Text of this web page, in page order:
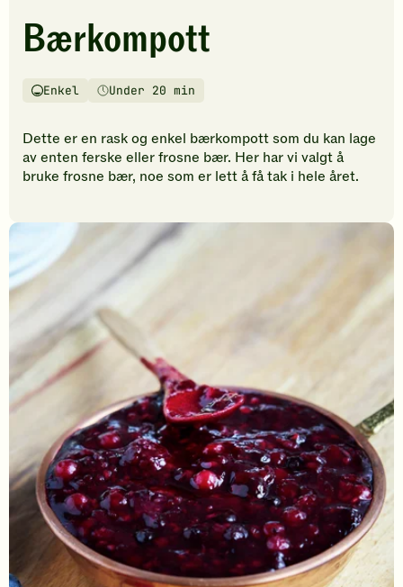
har
foreløpig
vurderinger.
den
første
til
oppskriften.
Bærkompott
Vanskelighetsgrad
Enkel
TilberedningstidUnder 20 min
Dette er en rask og enkel bærkompott som du kan lage
av enten ferske eller frosne bær. Her har vi valgt å
bruke frosne bær, noe som er lett å få tak i hele året.